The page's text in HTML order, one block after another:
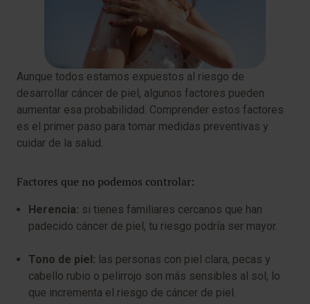
Aunque todos estamos expuestos al riesgo de
desarrollar cáncer de piel, algunos factores pueden
aumentar esa probabilidad. Comprender estos factores
es el primer paso para tomar medidas preventivas y
cuidar de la salud.
Factores que no podemos controlar:
Herencia: si tienes familiares cercanos que han
padecido cáncer de piel, tu riesgo podría ser mayor.
Tono de piel: las personas con piel clara, pecas y
cabello rubio o pelirrojo son más sensibles al sol, lo
que incrementa el riesgo de cáncer de piel.